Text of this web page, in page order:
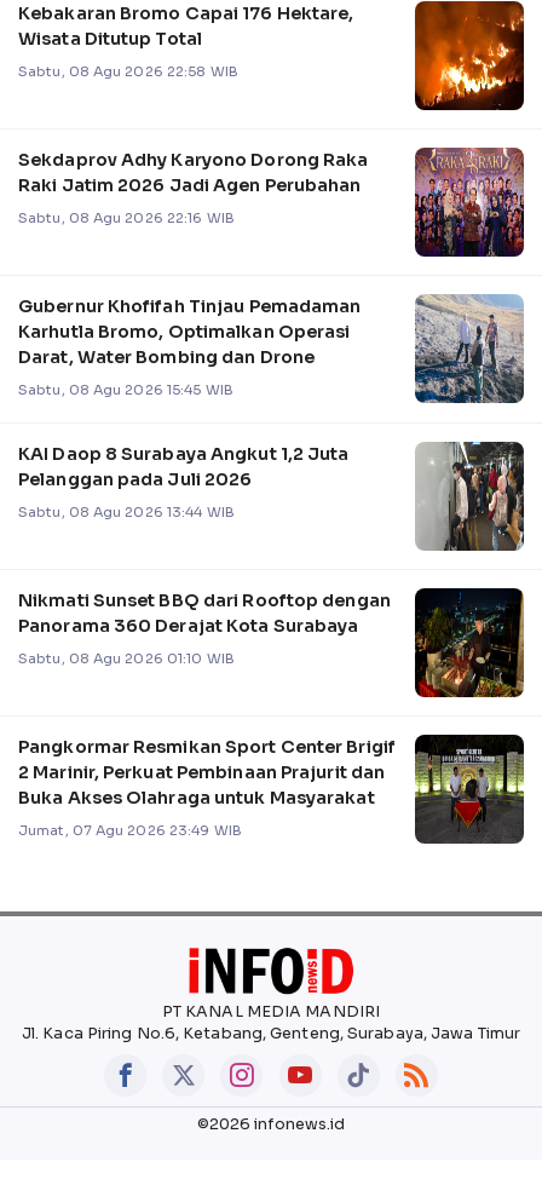
Kebakaran Bromo Capai 176 Hektare,
Wisata Ditutup Total
Sabtu, 08 Agu 2026 22:58 WIB
Sekdaprov Adhy Karyono Dorong Raka
Raki Jatim 2026 Jadi Agen Perubahan
Sabtu, 08 Agu 2026 22:16 WIB
Gubernur Khofifah Tinjau Pemadaman
Karhutla Bromo, Optimalkan Operasi
Darat, Water Bombing dan Drone
Sabtu, 08 Agu 2026 15:45 WIB
KAI Daop 8 Surabaya Angkut 1,2 Juta
Pelanggan pada Juli 2026
Sabtu, 08 Agu 2026 13:44 WIB
Nikmati Sunset BBQ dari Rooftop dengan
Panorama 360 Derajat Kota Surabaya
Sabtu, 08 Agu 2026 01:10 WIB
Pangkormar Resmikan Sport Center Brigif
2 Marinir, Perkuat Pembinaan Prajurit dan
Buka Akses Olahraga untuk Masyarakat
Jumat, 07 Agu 2026 23:49 WIB
PT KANAL MEDIA MANDIRI
Jl. Kaca Piring No.6, Ketabang, Genteng, Surabaya, Jawa Timur
©2026 infonews.id